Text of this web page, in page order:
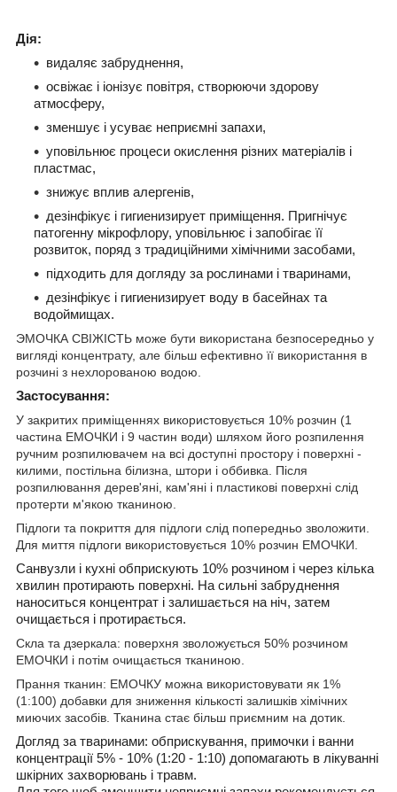
Дія:
видаляє забруднення,
освіжає і іонізує повітря, створюючи здорову
атмосферу,
зменшує і усуває неприємні запахи,
уповільнює процеси окислення різних матеріалів і
пластмас,
знижує вплив алергенів,
дезінфікує і гигиенизирует приміщення. Пригнічує
патогенну мікрофлору, уповільнює і запобігає її
розвиток, поряд з традиційними хімічними засобами,
підходить для догляду за рослинами і тваринами,
дезінфікує і гигиенизирует воду в басейнах та
водоймищах.
ЭМОЧКА СВІЖІСТЬ може бути використана безпосередньо у
вигляді концентрату, але більш ефективно її використання в
розчині з нехлорованою водою.
Застосування:
У закритих приміщеннях використовується 10% розчин (1
частина ЕМОЧКИ і 9 частин води) шляхом його розпилення
ручним розпилювачем на всі доступні простору і поверхні -
килими, постільна білизна, штори і оббивка. Після
розпилювання дерев'яні, кам'яні і пластикові поверхні слід
протерти м'якою тканиною.
Підлоги та покриття для підлоги слід попередньо зволожити.
Для миття підлоги використовується 10% розчин ЕМОЧКИ.
Санвузли і кухні обприскують 10% розчином і через кілька
хвилин протирають поверхні. На сильні забруднення
наноситься концентрат і залишається на ніч, затем
очищається і протирається.
Скла та дзеркала: поверхня зволожується 50% розчином
ЕМОЧКИ і потім очищається тканиною.
Прання тканин: ЕМОЧКУ можна використовувати як 1%
(1:100) добавки для зниження кількості залишків хімічних
миючих засобів. Тканина стає більш приємним на дотик.
Догляд за тваринами: обприскування, примочки і ванни
концентрації 5% - 10% (1:20 - 1:10) допомагають в лікуванні
шкірних захворювань і травм.